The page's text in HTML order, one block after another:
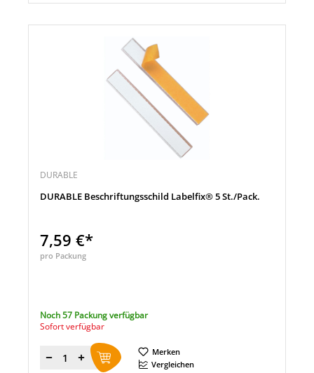
DURABLE
DURABLE Beschriftungsschild Labelfix® 5 St./Pack.
7,59 €*
pro Packung
Noch 57 Packung verfügbar
Sofort verfügbar
Menge
Merken
Vergleichen